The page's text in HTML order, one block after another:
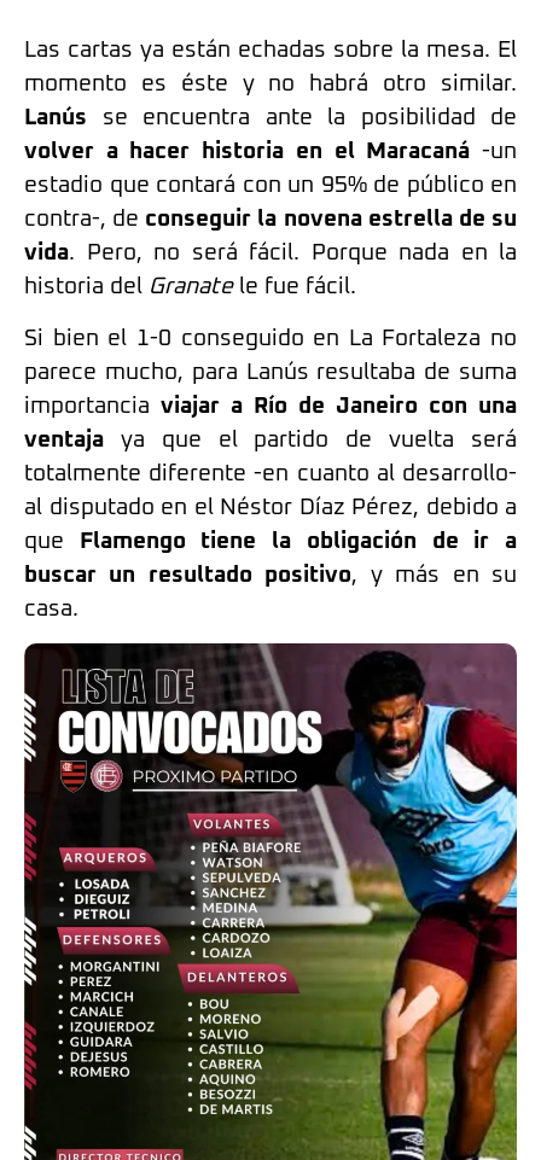
Las cartas ya están echadas sobre la mesa. El
momento es éste y no habrá otro similar.
Lanús se encuentra ante la posibilidad de
volver a hacer historia en el Maracaná -un
estadio que contará con un 95% de público en
contra-, de conseguir la novena estrella de su
vida. Pero, no será fácil. Porque nada en la
historia del Granatele fue fácil.
Si bien el 1-0 conseguido en La Fortaleza no
parece mucho, para Lanús resultaba de suma
importancia viajar a Río de Janeiro con una
ventaja ya que el partido de vuelta será
totalmente diferente -en cuanto al desarrollo-
al disputado en el Néstor Díaz Pérez, debido a
que
Flamengo tiene la obligación de ir a
buscar un resultado positivo, y más en su
casa.